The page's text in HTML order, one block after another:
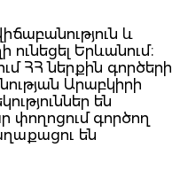
և
Երևանում։
ՀՀ ներքին գործերի
Արաբկիրի
են
փողոցում գործող
են